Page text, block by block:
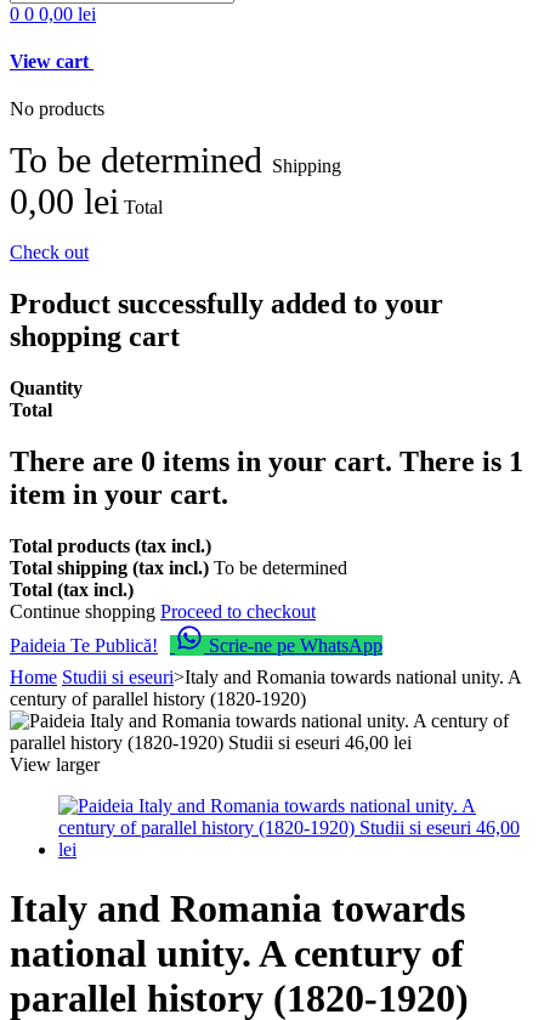
0 0 0,00 lei
View cart
No products
To be determined Shipping
0,00 lei Total
Check out
Product successfully added to your
shopping cart
Quantity
Total
There are 0 items in your cart. There is 1
item in your cart.
Total products (tax incl.)
Total shipping (tax incl.) To be determined
Total (tax incl.)
Continue shopping Proceed to checkout
Paideia Te Publică!
Scrie-ne pe WhatsApp
Home Studii si eseuri>Italy and Romania towards national unity. A
century of parallel history (1820-1920)
View larger
Italy and Romania towards
national unity. A century of
parallel history (1820-1920)